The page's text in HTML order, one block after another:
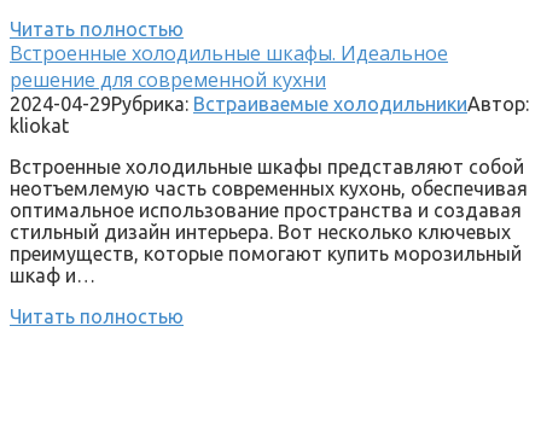
Читать полностью
Встроенные холодильные шкафы. Идеальное
решение для современной кухни
2024-04-29Рубрика: Встраиваемые холодильникиАвтор:
kliokat
Встроенные холодильные шкафы представляют собой
неотъемлемую часть современных кухонь, обеспечивая
оптимальное использование пространства и создавая
стильный дизайн интерьера. Вот несколько ключевых
преимуществ, которые помогают купить морозильный
шкаф и…
Читать полностью